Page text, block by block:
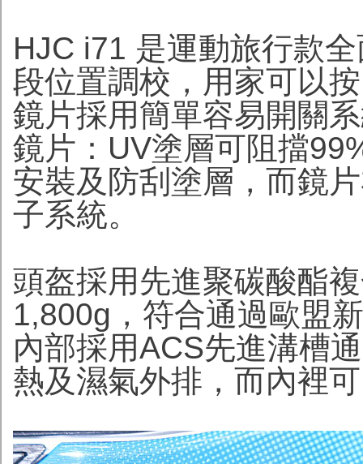
HJC i71 是運動旅行款
段位置調校，用家可以
鏡片採用簡單容易開關
鏡片：UV塗層可阻擋
安裝及防刮塗層，而鏡
子系統。
頭盔採用先進聚碳酸酯
1,800g，符合通過歐盟
內部採用ACS先進溝槽
熱及濕氣外排，而內裡